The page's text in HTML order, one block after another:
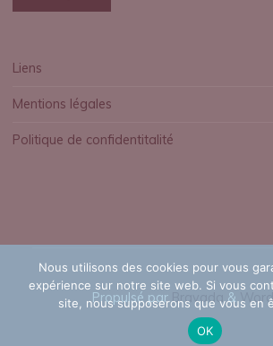
Liens
Mentions légales
Politique de confidentitalité
Propulsé parBravada&
Nous utilisons des cookies pour vous
expérience sur notre site web. Si vous
site, nous supposerons que vous en
OK